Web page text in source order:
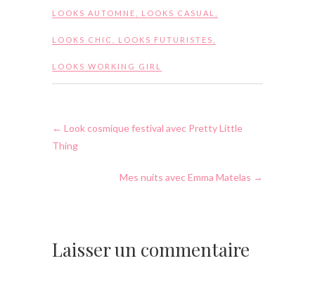
LOOKS AUTOMNE LOOKS CASUAL
LOOKS CHIC LOOKS FUTURISTES
LOOKS WORKING GIRL
← Look cosmique festival avec Pretty Little
Thing
Mes nuits avec Emma Matelas →
Laisser un commentaire